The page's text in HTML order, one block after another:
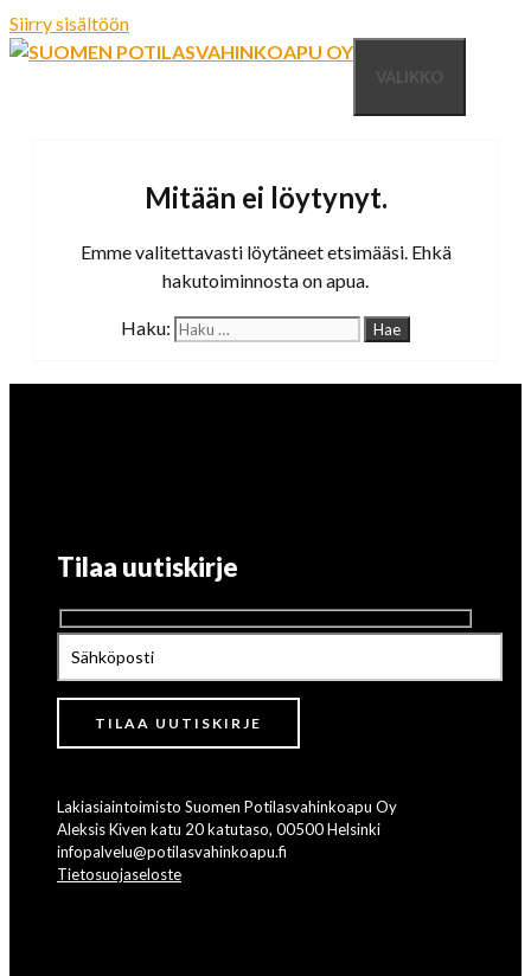
Siirry sisältöön
VALIKKO
Mitään ei löytynyt.
Emme valitettavasti löytäneet etsimääsi. Ehkä
hakutoiminnosta on apua.
Haku:
Tilaa uutiskirje
Lakiasiaintoimisto Suomen Potilasvahinkoapu Oy
Aleksis Kiven katu 20 katutaso, 00500 Helsinki
infopalvelu@potilasvahinkoapu.fi
Tietosuojaseloste